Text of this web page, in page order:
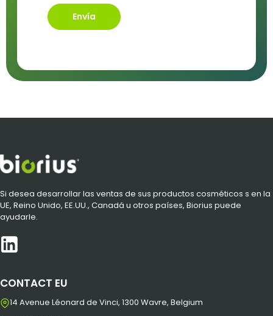
Envía
Si desea desarrollar las ventas de sus productos cosméticos s en la
UE, Reino Unido, EE.UU., Canadá u otros países, Biorius puede
ayudarle.
CONTACT EU
14 Avenue Léonard de Vinci, 1300 Wavre, Belgium